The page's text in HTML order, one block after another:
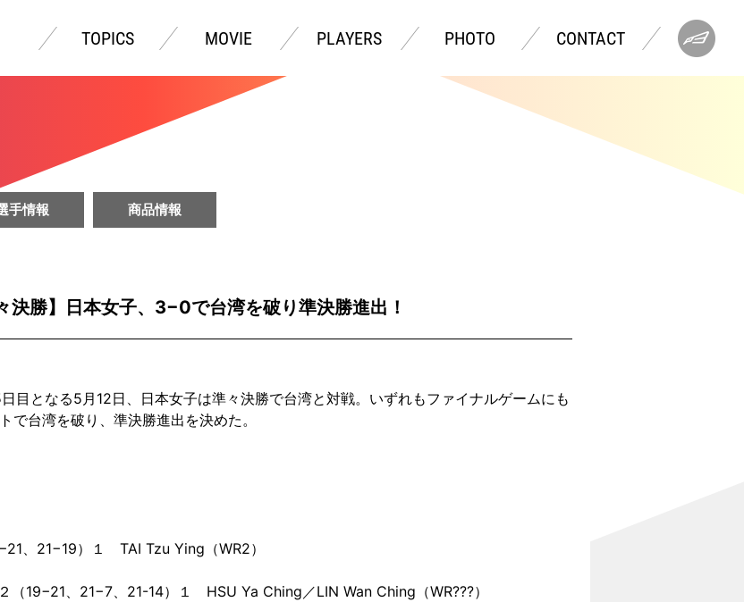
TOPICS MOVIE PLAYERS PHOTO CONTACT
手情報 商品情報
決勝】日本女子、3−0で台湾を破り準決勝進出！
目となる5月12日、日本女子は準々決勝で台湾と対戦。いずれもファイナルゲームにも
台湾を破り、準決勝進出を決めた。
、21−19）１ TAI Tzu Ying（WR2）
19−21、21−7、21-14）１ HSU Ya Ching／LIN Wan Ching（WR???）